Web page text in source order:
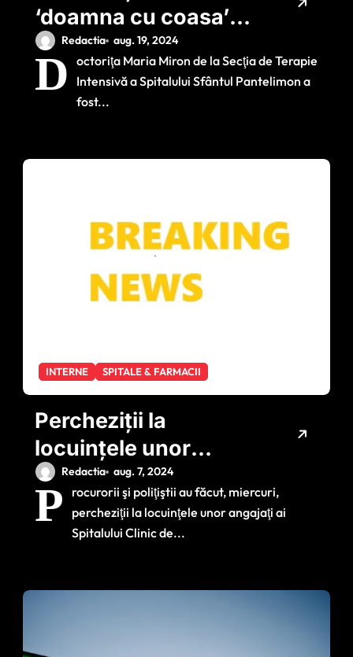
‘doamna cu coasa’
de la Spitalul
Pantelimon / Ce
caută procurorii
Redactia aug. 19, 2024
D octoriţa Maria Miron de la Secţia de Terapie
Intensivă a Spitalului Sfântul Pantelimon a
fost...
INTERNE SPITALE & FARMACII
Percheziţii la
locuinţele unor
angajaţi ai Spitalului
Clinic de Urgenţă
”Sf. Pantelimon” din
Redactia aug. 7, 2024
P
rocurorii şi poliţiştii au făcut, miercuri,
percheziţii la locuinţele unor angajaţi ai
Spitalului Clinic de...